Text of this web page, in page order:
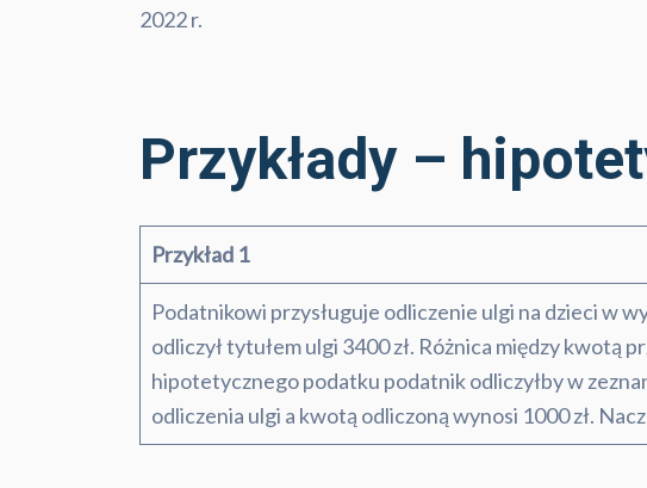
2022 r.
Przykłady –
Przykład 1
Podatnikowi przysługuje odliczenie ulgi na dzieci w
odliczył tytułem ulgi 3400 zł. Różnica między kwotą
hipotetycznego podatku podatnik odliczyłby w
odliczenia ulgi a kwotą odliczoną wynosi 1000 zł.